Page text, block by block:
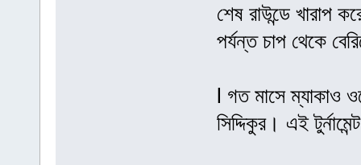
শেষ রাউন্ডে খারাপ
পর্যন্ত চাপ থেকে
l গত মাসে ম্যাকাও
সিদ্দিকুর। এই